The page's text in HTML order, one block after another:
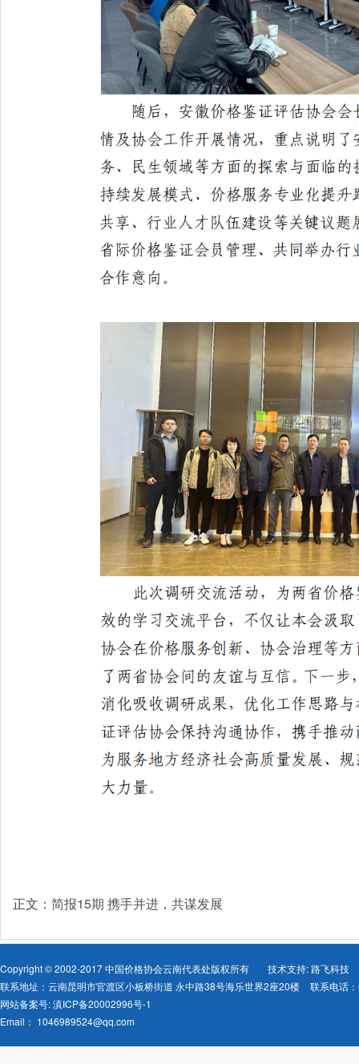
正文： 简报15期 携手并进，共谋发展
Copyright © 2002-2017 中国价格协会云南代表处版权所有
技术支持: 路飞科技
联系地址：云南昆明市官渡区小板桥街道 永中路38号海乐世界2座20楼
联系电话
网站备案号:滇ICP备20002996号-1
Email： 1046989524@qq.com